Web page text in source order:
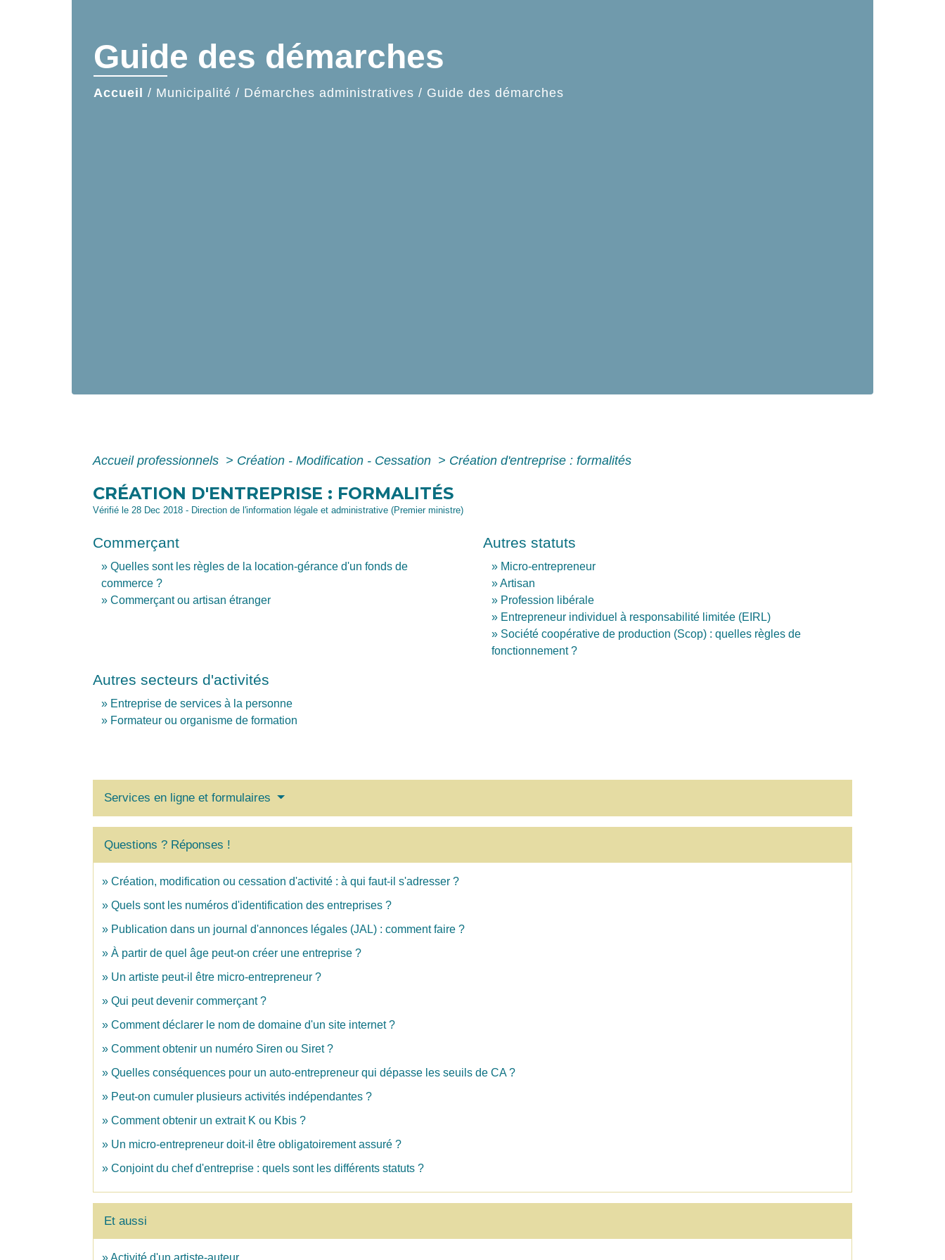
Guide des démarches
Accueil / Municipalité / Démarches administratives / Guide des démarches
Accueil professionnels > Création - Modification - Cessation > Création d'entreprise : formalités
CRÉATION D'ENTREPRISE : FORMALITÉS
Vérifié le 28 Dec 2018 - Direction de l'information légale et administrative (Premier ministre)
Commerçant
Quelles sont les règles de la location-gérance d'un fonds de
commerce ?
Commerçant ou artisan étranger
Autres statuts
Micro-entrepreneur
Artisan
Profession libérale
Entrepreneur individuel à responsabilité limitée (EIRL)
Société coopérative de production (Scop) : quelles règles de
fonctionnement ?
Autres secteurs d'activités
Entreprise de services à la personne
Formateur ou organisme de formation
Services en ligne et formulaires
Questions ? Réponses !
Création, modification ou cessation d'activité : à qui faut-il s'adresser ?
Quels sont les numéros d'identification des entreprises ?
Publication dans un journal d'annonces légales (JAL) : comment faire ?
À partir de quel âge peut-on créer une entreprise ?
Un artiste peut-il être micro-entrepreneur ?
Qui peut devenir commerçant ?
Comment déclarer le nom de domaine d'un site internet ?
Comment obtenir un numéro Siren ou Siret ?
Quelles conséquences pour un auto-entrepreneur qui dépasse les seuils de CA ?
Peut-on cumuler plusieurs activités indépendantes ?
Comment obtenir un extrait K ou Kbis ?
Un micro-entrepreneur doit-il être obligatoirement assuré ?
Conjoint du chef d'entreprise : quels sont les différents statuts ?
Et aussi